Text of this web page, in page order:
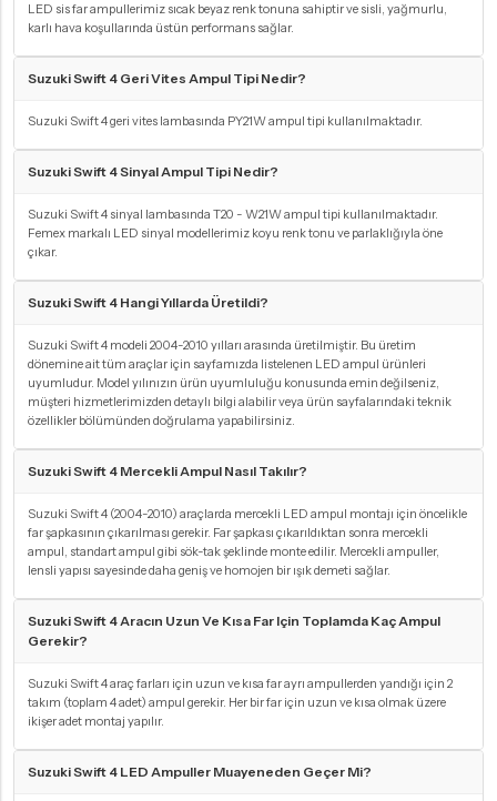
LED sis far ampullerimiz sıcak beyaz renk tonuna sahiptir ve sisli, yağmurlu,
karlı hava koşullarında üstün performans sağlar.
Suzuki Swift 4 Geri Vites Ampul Tipi Nedir?
Suzuki Swift 4 geri vites lambasında PY21W ampul tipi kullanılmaktadır.
Suzuki Swift 4 Sinyal Ampul Tipi Nedir?
Suzuki Swift 4 sinyal lambasında T20 - W21W ampul tipi kullanılmaktadır.
Femex markalı LED sinyal modellerimiz koyu renk tonu ve parlaklığıyla öne
çıkar.
Suzuki Swift 4 Hangi Yıllarda Üretildi?
Suzuki Swift 4 modeli 2004-2010 yılları arasında üretilmiştir. Bu üretim
dönemine ait tüm araçlar için sayfamızda listelenen LED ampul ürünleri
uyumludur. Model yılınızın ürün uyumluluğu konusunda emin değilseniz,
müşteri hizmetlerimizden detaylı bilgi alabilir veya ürün sayfalarındaki teknik
özellikler bölümünden doğrulama yapabilirsiniz.
Suzuki Swift 4 Mercekli Ampul Nasıl Takılır?
Suzuki Swift 4 (2004-2010) araçlarda mercekli LED ampul montajı için öncelikle
far şapkasının çıkarılması gerekir. Far şapkası çıkarıldıktan sonra mercekli
ampul, standart ampul gibi sök-tak şeklinde monte edilir. Mercekli ampuller,
lensli yapısı sayesinde daha geniş ve homojen bir ışık demeti sağlar.
Suzuki Swift 4 Aracın Uzun Ve Kısa Far Için Toplamda Kaç Ampul
Gerekir?
Suzuki Swift 4 araç farları için uzun ve kısa far ayrı ampullerden yandığı için 2
takım (toplam 4 adet) ampul gerekir. Her bir far için uzun ve kısa olmak üzere
ikişer adet montaj yapılır.
Suzuki Swift 4 LED Ampuller Muayeneden Geçer Mi?